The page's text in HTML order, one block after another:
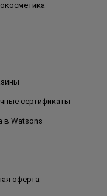
сертификаты
в Watsons
оферта